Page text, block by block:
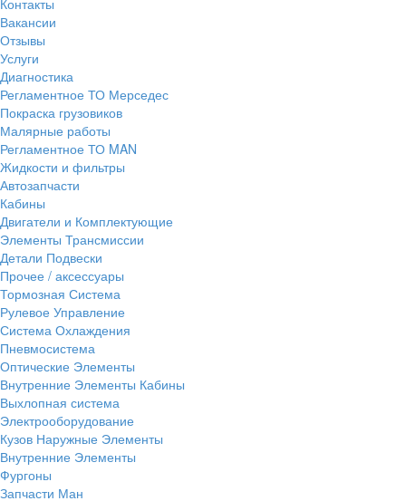
Вакансии
Отзывы
Услуги
Диагностика
Регламентное ТО Мерседес
Покраска грузовиков
Малярные работы
Регламентное ТО MAN
Жидкости и фильтры
Автозапчасти
Кабины
Двигатели и Комплектующие
Элементы Трансмиссии
Детали Подвески
Прочее / аксессуары
Тормозная Система
Рулевое Управление
Система Охлаждения
Пневмосистема
Оптические Элементы
Внутренние Элементы Кабины
Выхлопная система
Электрооборудование
Кузов Наружные Элементы
Внутренние Элементы
Фургоны
Запчасти Ман